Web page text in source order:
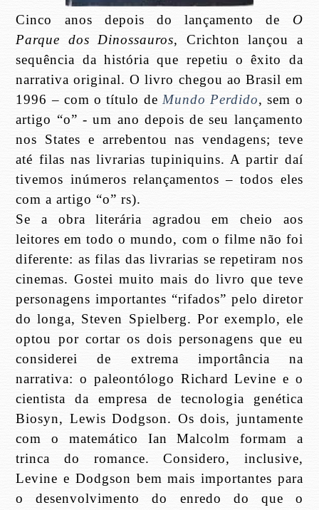
Cinco anos depois do lançamento de O
Parque dos Dinossauros, Crichton lançou a
sequência da história que repetiu o êxito da
narrativa original. O livro chegou ao Brasil em
1996 – com o título de Mundo Perdido, sem o
artigo “o” - um ano depois de seu lançamento
nos States e arrebentou nas vendagens; teve
até filas nas livrarias tupiniquins. A partir daí
tivemos inúmeros relançamentos – todos eles
com a artigo “o” rs).
Se a obra literária agradou em cheio aos
leitores em todo o mundo, com o filme não foi
diferente: as filas das livrarias se repetiram nos
cinemas. Gostei muito mais do livro que teve
personagens importantes “rifados” pelo diretor
do longa, Steven Spielberg. Por exemplo, ele
optou por cortar os dois personagens que eu
considerei de extrema importância na
narrativa: o paleontólogo Richard Levine e o
cientista da empresa de tecnologia genética
Biosyn, Lewis Dodgson. Os dois, juntamente
com o matemático Ian Malcolm formam a
trinca do romance. Considero, inclusive,
Levine e Dodgson bem mais importantes para
o desenvolvimento do enredo do que o